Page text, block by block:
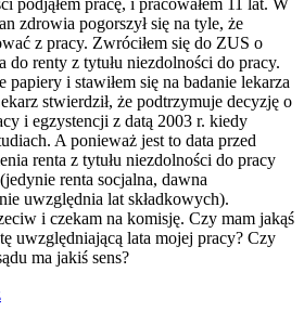
podjąłem pracę, i pracowałem 11 lat. W
zdrowia pogorszył się na tyle, że
z pracy. Zwróciłem się do ZUS o
do renty z tytułu niezdolności do pracy.
papiery i stawiłem się na badanie lekarza
stwierdził, że podtrzymuje decyzję o
i egzystencji z datą 2003 r. kiedy
A ponieważ jest to data przed
renta z tytułu niezdolności do pracy
renta socjalna, dawna
uwzględnia lat składkowych).
i czekam na komisję. Czy mam jakąś
uwzględniającą lata mojej pracy? Czy
ma jakiś sens?